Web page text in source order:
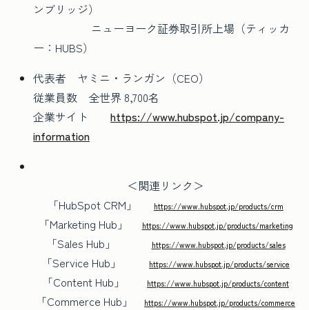
ンブリッジ）
ニューヨーク証券取引所上場（ティッカ
ー：HUBS）
代表者 ヤミニ・ランガン（CEO）
従業員数 全世界 8,700名
企業サイト https://www.hubspot.jp/company-
information
＜関連リンク＞
「HubSpot CRM」
https://www.hubspot.jp/products/crm
「Marketing Hub」 https://www.hubspot.jp/products/marketing
「Sales Hub」 https://www.hubspot.jp/products/sales
「Service Hub」 https://www.hubspot.jp/products/service
「Content Hub」 https://www.hubspot.jp/products/content
「Commerce Hub」 https://www.hubspot.jp/products/commerce